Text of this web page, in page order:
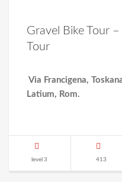
Gravel Bike Tour
Tour
Via Francigena,
Latium, Rom.
level 3 413